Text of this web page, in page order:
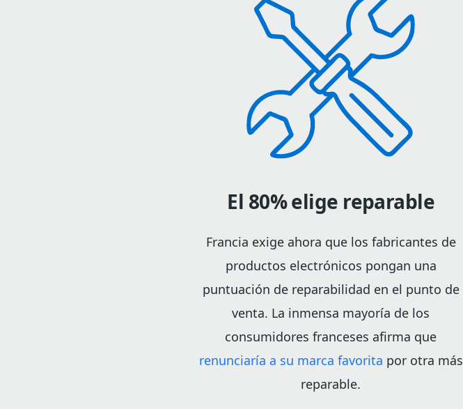
El 80% elige reparable
Francia exige ahora que los fabricantes de
productos electrónicos pongan una
puntuación de reparabilidad en el punto de
venta. La inmensa mayoría de los
consumidores franceses afirma que
renunciaría a su marca favorita por otra más
reparable.